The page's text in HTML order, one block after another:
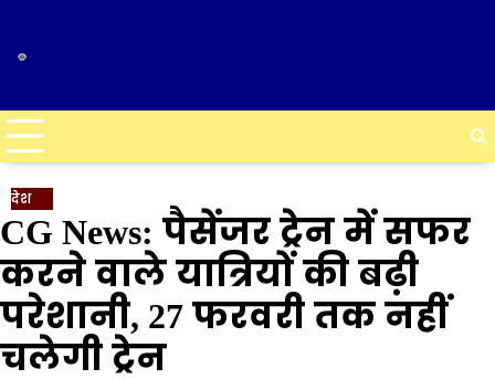
content
देश
CG News: पैसेंजर ट्रेन में सफर
करने वाले यात्रियों की बढ़ी
परेशानी, 27 फरवरी तक नहीं
चलेगी ट्रेन